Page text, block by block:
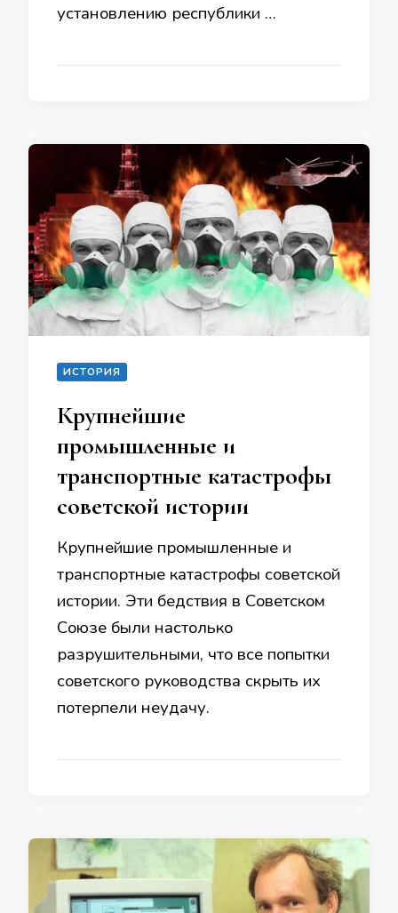
установлению республики …
ИСТОРИЯ
Крупнейшие
промышленные и
транспортные катастрофы
советской истории
Крупнейшие промышленные и
транспортные катастрофы советской
истории. Эти бедствия в Советском
Союзе были настолько
разрушительными, что все попытки
советского руководства скрыть их
потерпели неудачу.